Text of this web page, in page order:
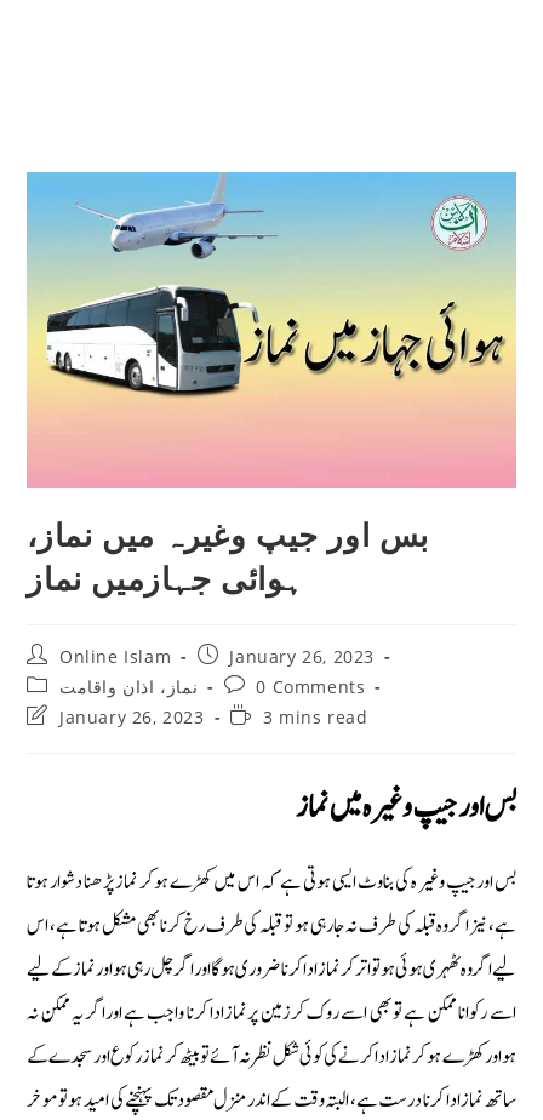
بس اور جیپ وغیرہ میں نماز،
ہوائی جہازمیں نماز
Post
author:
Online Islam
Post
published:
January 26, 2023
Post
category:
نماز، اذان واقامت
Post
comments:
0 Comments
PostJanuary 26, 2023
Reading3 mins read
بس اور جیپ وغیرہ میں نماز
بس اورجیپ وغیر ہ کی بناوٹ ایسی ہوتی ہے کہ اس میں کھڑے ہوکر نماز پڑھنا دشوار ہوتا
ہے، نیز اگر وہ قبلہ کی طرف نہ جارہی ہو تو قبلہ کی طرف رخ کرنا بھی مشکل ہوتا ہے، اس
لیے اگر وہ ٹھہری ہوئی ہو تو اتر کرنماز اداکرنا ضروری ہوگا اوراگر چل رہی ہو اور نماز کے لیے
اسے رکوانا ممکن ہے تو بھی اسے روک کرزمین پرنمازادا کرنا واجب ہے اوراگر یہ ممکن نہ
ہواور کھڑے ہوکر نماز ادا کرنے کی کوئی شکل نظر نہ آئے توبیٹھ کر نماز رکوع اور سجدے کے
ساتھ نماز ادا کرنا درست ہے، البتہ وقت کے اندر منزل مقصودتک پہنچنے کی امید ہو تو موخر